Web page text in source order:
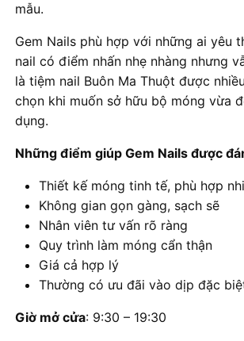
mẫu.
Gem Nails phù hợp với những ai yêu
nail có điểm nhấn nhẹ nhàng nhưng
là tiệm nail Buôn Ma Thuột được
chọn khi muốn sở hữu bộ móng vừa
dụng.
Những điểm giúp Gem Nails được
Thiết kế móng tinh tế, phù hợp
Không gian gọn gàng, sạch sẽ
Nhân viên tư vấn rõ ràng
Quy trình làm móng cẩn thận
Giá cả hợp lý
Thường có ưu đãi vào dịp đặc
Giờ mở cửa: 9:30 – 19:30